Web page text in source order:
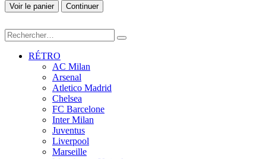
Voir le panier Continuer
RÉTRO
AC Milan
Arsenal
Atletico Madrid
Chelsea
FC Barcelone
Inter Milan
Juventus
Liverpool
Marseille